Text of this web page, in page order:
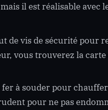
il est réalisable avec
de vis de sécurité pour
vous trouverez la
à souder pour
pour ne pas